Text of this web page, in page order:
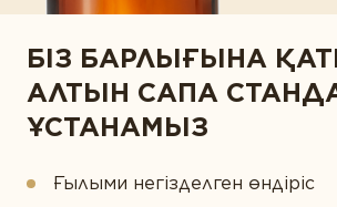
БІЗ БАРЛЫҒЫНА
АЛТЫН САПА
ҰСТАНАМЫЗ
Ғылыми негізделген өндіріс